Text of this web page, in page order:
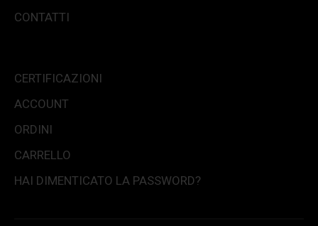
CONTATTI
CERTIFICAZIONI
ACCOUNT
ORDINI
CARRELLO
HAI DIMENTICATO LA PASSWORD?